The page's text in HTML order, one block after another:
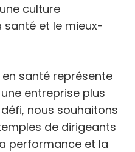
culture
santé et le mieux-
santé représente
entreprise plus
nous souhaitons
de dirigeants
performance et la